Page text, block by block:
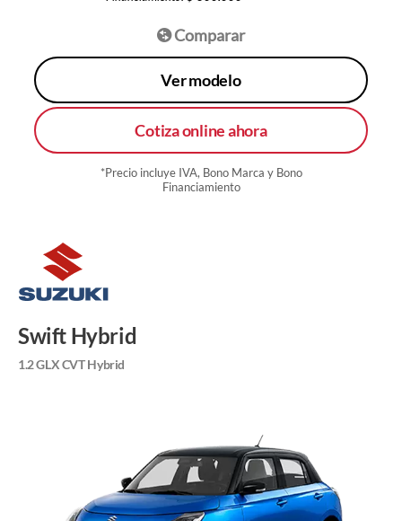
Comparar
Ver modelo
Cotiza online ahora
*Precio incluye IVA, Bono Marca y Bono
Financiamiento
Swift Hybrid
1.2 GLX CVT Hybrid